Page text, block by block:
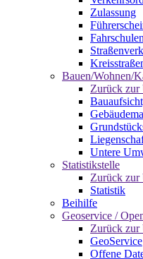
Zulassung
Fahrschulen
Bauen/Wohnen/
Zurück zur
Untere
Statistikstelle
Zurück zur
Statistik
Beihilfe
Geoservice /
Zurück zur
GeoService
Offene